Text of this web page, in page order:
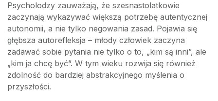
Psycholodzy zauważają, że szesnastolatkowie
zaczynają wykazywać większą potrzebę autentycznej
autonomii, a nie tylko negowania zasad. Pojawia się
głębsza autorefleksja – młody człowiek zaczyna
zadawać sobie pytania nie tylko o to, „kim są inni”, ale
„kim ja chcę być”. W tym wieku rozwija się również
zdolność do bardziej abstrakcyjnego myślenia o
przyszłości.